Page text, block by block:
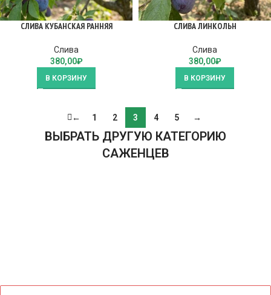
СЛИВА КУБАНСКАЯ РАННЯЯ
Слива
380,00₽
В КОРЗИНУ
СЛИВА ЛИНКОЛЬН
Слива
380,00₽
В КОРЗИНУ
← 1 2 3 4 5 →
ВЫБРАТЬ ДРУГУЮ КАТЕГОРИЮ
САЖЕНЦЕВ